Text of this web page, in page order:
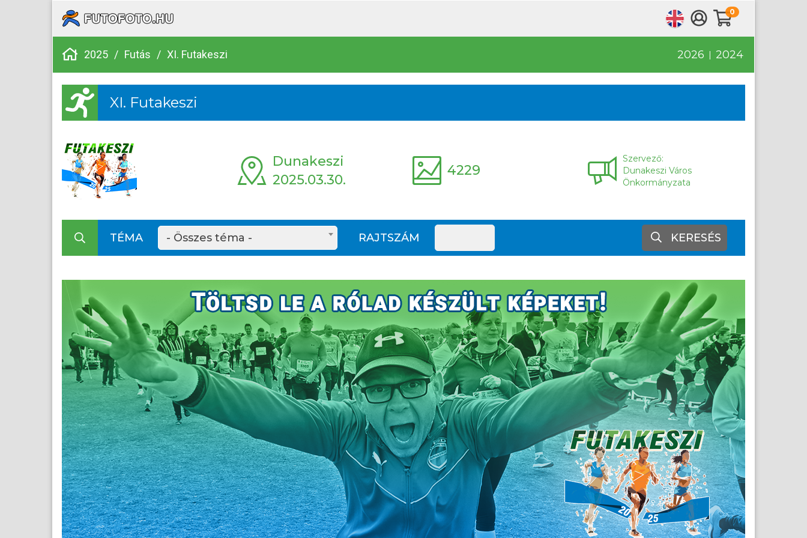
0
2025 / Futás / XI. Futakeszi 2026 | 2024
XI. Futakeszi
Dunakeszi
2025.03.30.
4229
Szervező:
Dunakeszi Város
Önkormányzata
TÉMA - Összes téma - RAJTSZÁM KERESÉS